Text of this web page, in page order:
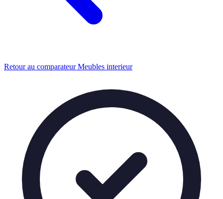
Retour au comparateur Meubles interieur